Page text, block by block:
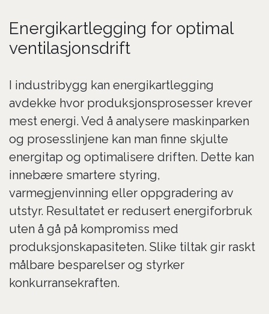
Energikartlegging for optimal
ventilasjonsdrift
I industribygg kan energikartlegging
avdekke hvor produksjonsprosesser krever
mest energi. Ved å analysere maskinparken
og prosesslinjene kan man finne skjulte
energitap og optimalisere driften. Dette kan
innebære smartere styring,
varmegjenvinning eller oppgradering av
utstyr. Resultatet er redusert energiforbruk
uten å gå på kompromiss med
produksjonskapasiteten. Slike tiltak gir raskt
målbare besparelser og styrker
konkurransekraften.